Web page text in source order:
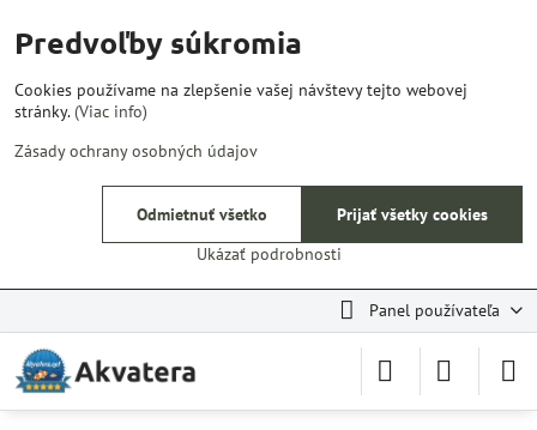
Panel používateľa
Predvoľby súkromia
Cookies používame na zlepšenie vašej návštevy tejto webovej
stránky.(Viac info)
Zásady ochrany osobných údajov
Ukázať podrobnosti
Prijať všetky cookies
Odmietnuť všetko